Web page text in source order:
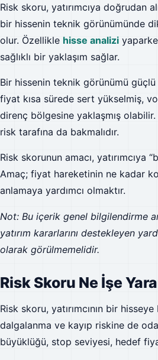
Risk skoru, yatırımcıya doğrudan
bir hissenin teknik görünümünde
olur. Özellikle hisse analizi
sağlıklı bir yaklaşım sağlar.
Bir hissenin teknik görünümü
fiyat kısa sürede sert yükselmiş,
direnç bölgesine yaklaşmış
risk tarafına da bakmalıdır.
Risk skorunun amacı, yatırımcıya
Amaç; fiyat hareketinin ne kadar
anlamaya yardımcı olmaktır.
Not: Bu içerik genel bilgilendirme
yatırım kararlarını destekleyen
olarak görülmemelidir.
Risk Skoru Ne İşe
Risk skoru, yatırımcının bir
dalgalanma ve kayıp riskine de
büyüklüğü, stop seviyesi, hedef